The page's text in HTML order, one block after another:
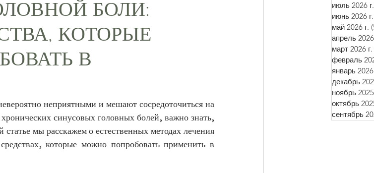
БОЛИ:
КОТОРЫЕ
В
неприятными и мешают сосредоточиться на
синусовых головных болей, важно знать,
мы расскажем о естественных методах лечения
которые можно попробовать применить в
июль 2026 г.
июнь 2026 г.
май 2026 г.
апрель
март 2026 г.
февраль
январь 2026
декабрь
ноябрь
октябрь
сентябрь